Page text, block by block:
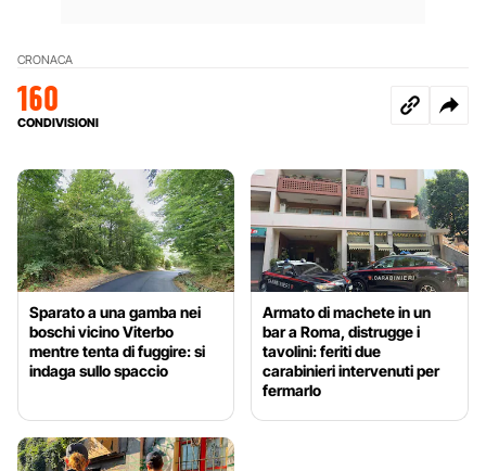
CRONACA
160
CONDIVISIONI
Sparato a una gamba nei
boschi vicino Viterbo
mentre tenta di fuggire: si
indaga sullo spaccio
Armato di machete in un
bar a Roma, distrugge i
tavolini: feriti due
carabinieri intervenuti per
fermarlo